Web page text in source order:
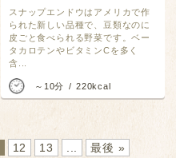
スナップエンドウはアメリカで作
られた新しい品種で、豆類なのに
皮ごと食べられる野菜です。ベー
タカロテンやビタミンCを多く
含...
～10分 220kcal
12 13 最後 »